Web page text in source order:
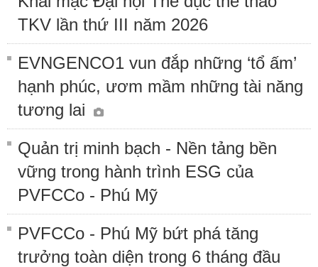
TKV lần thứ III năm 2026
EVNGENCO1 vun đắp những ‘tổ ấm’
hạnh phúc, ươm mầm những tài năng
tương lai
Quản trị minh bạch - Nền tảng bền
vững trong hành trình ESG của
PVFCCo - Phú Mỹ
PVFCCo - Phú Mỹ bứt phá tăng
trưởng toàn diện trong 6 tháng đầu